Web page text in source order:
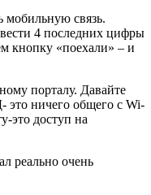
мобильную связь.
4 последних цифры
кнопку «поехали» – и
порталу. Давайте
это ничего общего с Wi-
это доступ на
реально очень